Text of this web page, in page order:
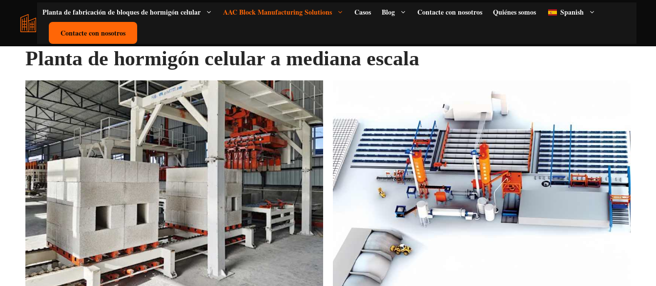
contenido
Planta de fabricación de bloques de hormigón celular AAC Block Manufacturing Solutions Casos Blog Contacte con nosotros Quiénes somos Spanish
Contacte con nosotros
Planta de hormigón celular a mediana escala